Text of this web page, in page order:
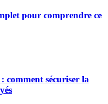
pour comprendre ce
comment sécuriser la